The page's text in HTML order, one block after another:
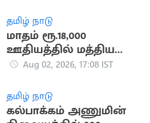
தமிழ் நாடு
மாதம் ரூ.18,000
ஊதியத்தில் மத்திய
அரசின்கீழ் புதிய
அறிவிப்பு
Aug 02, 2026, 17:08 IST
தமிழ் நாடு
கல்பாக்கம் அணுமின்